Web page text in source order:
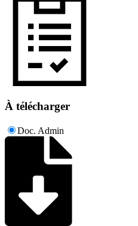
À télécharger
Doc. Admin